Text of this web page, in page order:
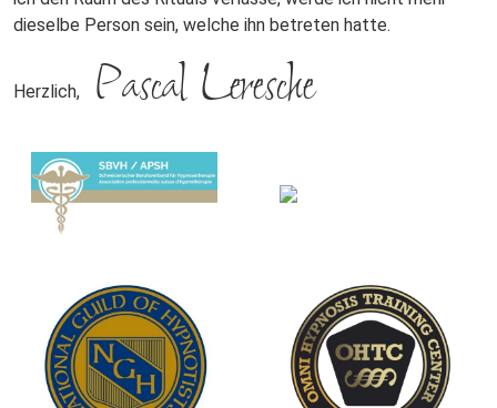
dieselbe Person sein, welche ihn betreten hatte.
Herzlich, Pascal Leresche